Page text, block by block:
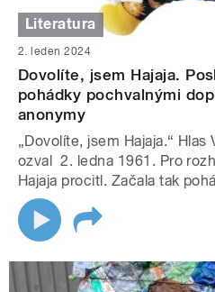
Literatura
2. leden 2024
Dovolíte, jsem Hajaja.
pohádky pochvalnými
anonymy
„Dovolíte, jsem Hajaja.“
ozval 2. ledna 1961. Pro
Hajaja procitl. Začala tak